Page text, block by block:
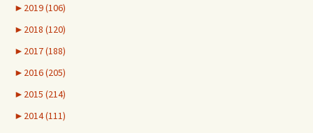
► 2019 (106)
► 2018 (120)
► 2017 (188)
► 2016 (205)
► 2015 (214)
► 2014 (111)